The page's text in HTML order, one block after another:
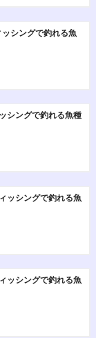
シングで釣れる魚
シングで釣れる魚種
ッシングで釣れる魚
ッシングで釣れる魚